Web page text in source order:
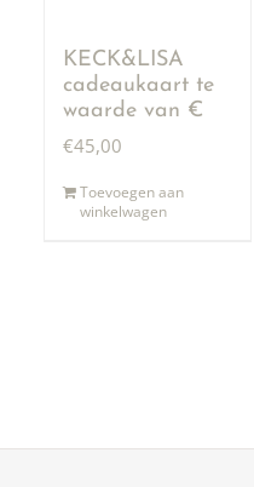
KECK&LISA
cadeaukaart te
waarde van €
50,00
€45,00
Toevoegen aan
winkelwagen